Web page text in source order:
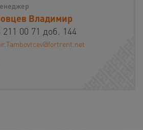
Владимир
211 00 71 доб. 144